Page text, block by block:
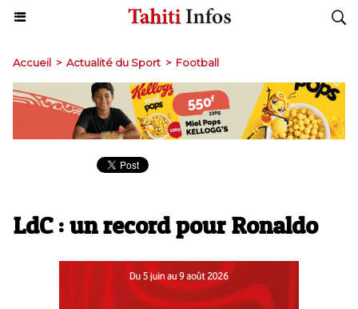
Accueil > Actualité du Sport > Football
LdC : un record pour Ronaldo